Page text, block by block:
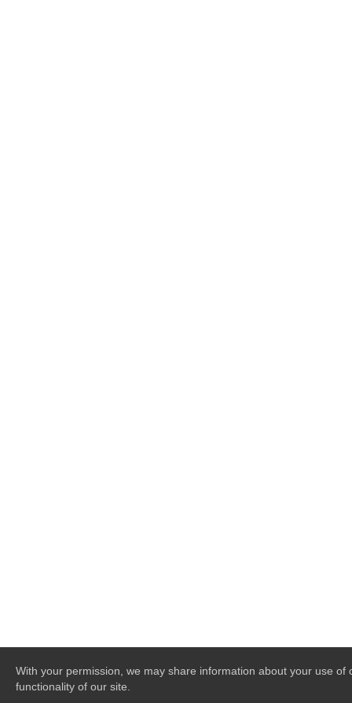
With your permission, we may share information about your use of
functionality of our site.